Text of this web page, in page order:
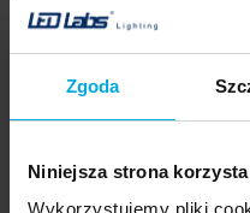
Zgoda
Niniejsza strona
Wykorzystujemy pliki
Skontaktuj się z Twoim